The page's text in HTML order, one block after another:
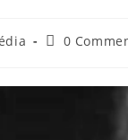
Post
0